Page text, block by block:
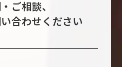
ご相談、
合わせください